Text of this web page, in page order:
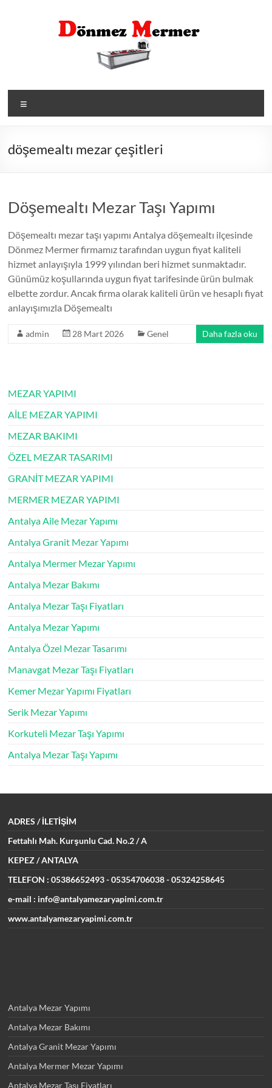
döşemealtı mezar çeşitleri
Döşemealtı Mezar Taşı Yapımı
Döşemealtı mezar taşı yapımı Antalya döşemealtı ilçesinde
Dönmez Mermer firmamız tarafından uygun fiyat kaliteli
hizmet anlayışıyla 1999 yılından beri hizmet sunmaktadır.
Günümüz koşullarında uygun fiyat tarifesinde ürün bulmak
elbette zordur. Ancak firma olarak kaliteli ürün ve hesaplı fiyat
anlayışımızla Döşemealtı
admin 28 Mart 2026 Genel Daha fazla oku
MEZAR YAPIMI
AİLE MEZAR YAPIMI
MEZAR BAKIMI
ÖZEL MEZAR TASARIMI
GRANİT MEZAR YAPIMI
MERMER MEZAR YAPIMI
Antalya Aile Mezar Yapımı
Antalya Granit Mezar Yapımı
Antalya Mermer Mezar Yapımı
Antalya Mezar Bakımı
Antalya Mezar Taşı Fiyatları
Antalya Mezar Yapımı
Antalya Özel Mezar Tasarımı
Manavgat Mezar Taşı Fiyatları
Kemer Mezar Yapımı Fiyatları
Serik Mezar Yapımı
Korkuteli Mezar Taşı Yapımı
Antalya Mezar Taşı Yapımı
ADRES / İLETİŞİM
Fettahlı Mah. Kurşunlu Cad. No.2 / A
KEPEZ / ANTALYA
TELEFON : 05386652493 - 05354706038 - 05324258645
e-mail : info@antalyamezaryapimi.com.tr
www.antalyamezaryapimi.com.tr
Antalya Mezar Yapımı
Antalya Mezar Bakımı
Antalya Granit Mezar Yapımı
Antalya Mermer Mezar Yapımı
Antalya Mezar Taşı Fiyatları